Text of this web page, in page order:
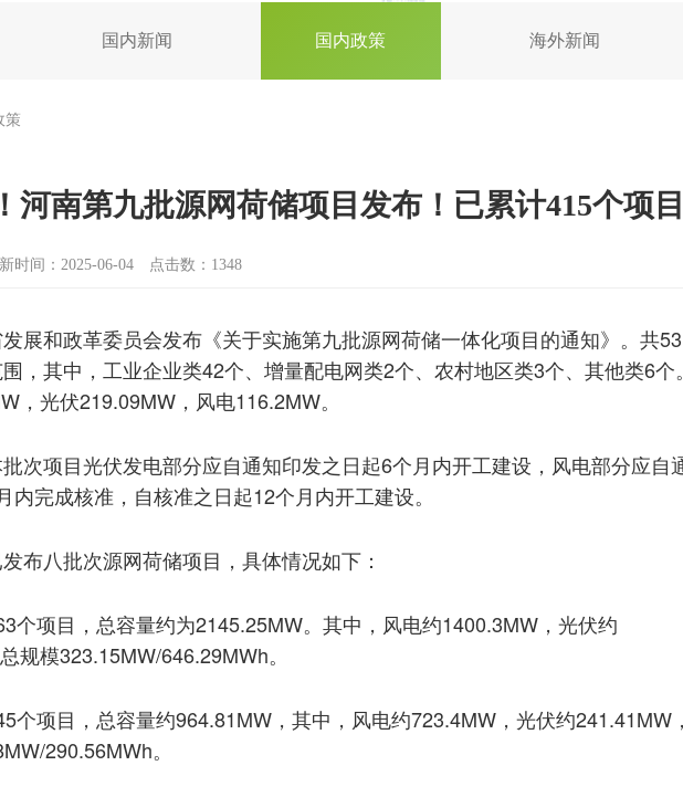
国内新闻 国内政策 海外新闻
策
河南第九批源网荷储项目发布！已累计415个项目
时间：2025-06-04 点击数：1348
展和政革委员会发布《关于实施第九批源网荷储一体化项目的通知》。共53
，其中，工业企业类42个、增量配电网类2个、农村地区类3个、其他类6个。
，光伏219.09MW，风电116.2MW。
次项目光伏发电部分应自通知印发之日起6个月内开工建设，风电部分应自
内完成核准，自核准之日起12个月内开工建设。
布八批次源网荷储项目，具体情况如下：
个项目，总容量约为2145.25MW。其中，风电约1400.3MW，光伏约
规模323.15MW/646.29MWh。
个项目，总容量约964.81MW，其中，风电约723.4MW，光伏约241.41MW，
290.56MWh。